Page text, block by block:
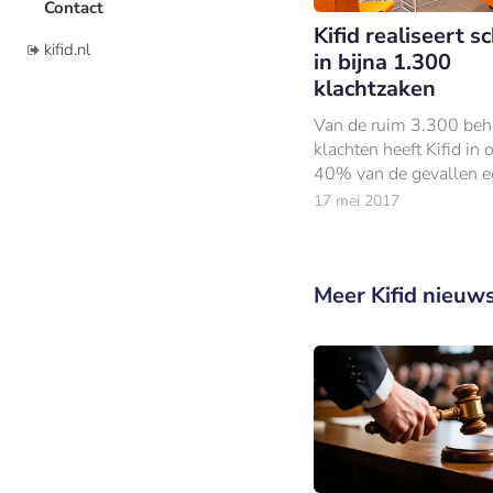
Contact
kifid.nl
Kifid realiseert
in bijna 1.300
klachtzaken
Van de ruim 3.300
klachten heeft Kifid in
40% van de gevallen
schikking gerealiseerd
17 mei 2017
Meer Kifid